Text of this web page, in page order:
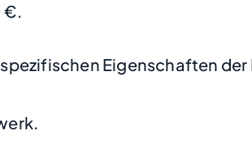
€.
Eigenschaften